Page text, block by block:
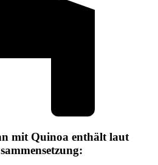
mit Quinoa enthält laut